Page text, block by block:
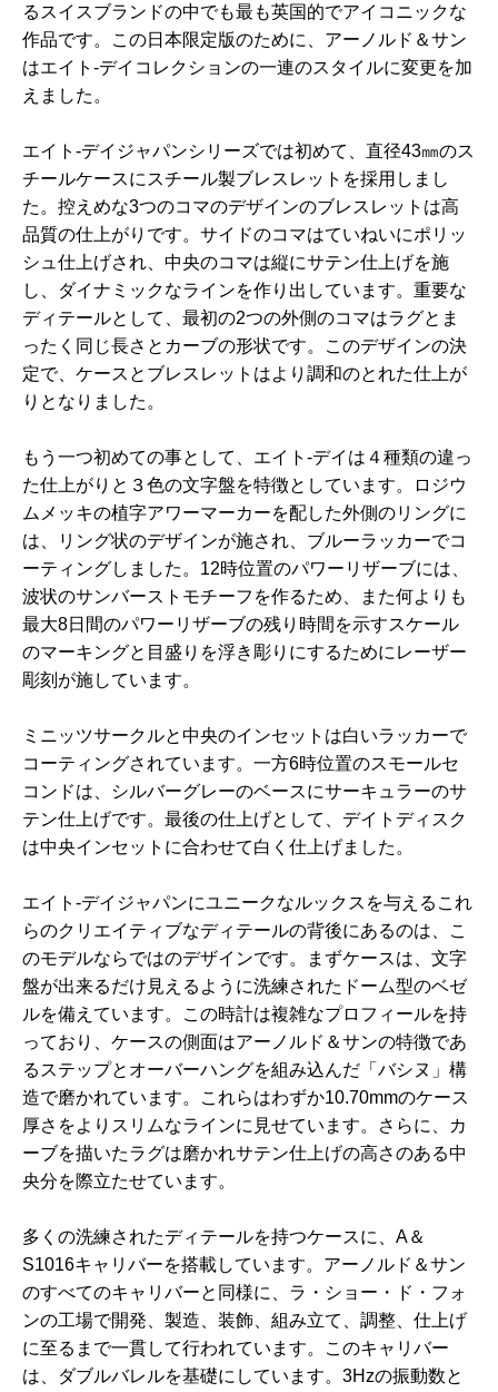
るスイスブランドの中でも最も英国的でアイコニックな
作品です。この日本限定版のために、アーノルド＆サン
はエイト-デイコレクションの一連のスタイルに変更を加
えました。
エイト-デイジャパンシリーズでは初めて、直径43㎜のス
チールケースにスチール製ブレスレットを採用しまし
た。控えめな3つのコマのデザインのブレスレットは高
品質の仕上がりです。サイドのコマはていねいにポリッ
シュ仕上げされ、中央のコマは縦にサテン仕上げを施
し、ダイナミックなラインを作り出しています。重要な
ディテールとして、最初の2つの外側のコマはラグとま
ったく同じ長さとカーブの形状です。このデザインの決
定で、ケースとブレスレットはより調和のとれた仕上が
りとなりました。
もう一つ初めての事として、エイト-デイは４種類の違っ
た仕上がりと３色の文字盤を特徴としています。ロジウ
ムメッキの植字アワーマーカーを配した外側のリングに
は、リング状のデザインが施され、ブルーラッカーでコ
ーティングしました。12時位置のパワーリザーブには、
波状のサンバーストモチーフを作るため、また何よりも
最大8日間のパワーリザーブの残り時間を示すスケール
のマーキングと目盛りを浮き彫りにするためにレーザー
彫刻が施しています。
ミニッツサークルと中央のインセットは白いラッカーで
コーティングされています。一方6時位置のスモールセ
コンドは、シルバーグレーのベースにサーキュラーのサ
テン仕上げです。最後の仕上げとして、デイトディスク
は中央インセットに合わせて白く仕上げました。
エイト-デイジャパンにユニークなルックスを与えるこれ
らのクリエイティブなディテールの背後にあるのは、こ
のモデルならではのデザインです。まずケースは、文字
盤が出来るだけ見えるように洗練されたドーム型のベゼ
ルを備えています。この時計は複雑なプロフィールを持
っており、ケースの側面はアーノルド＆サンの特徴であ
るステップとオーバーハングを組み込んだ「バシヌ」構
造で磨かれています。これらはわずか10.70mmのケース
厚さをよりスリムなラインに見せています。さらに、カ
ーブを描いたラグは磨かれサテン仕上げの高さのある中
央分を際立たせています。
多くの洗練されたディテールを持つケースに、A＆
S1016キャリバーを搭載しています。アーノルド＆サン
のすべてのキャリバーと同様に、ラ・ショー・ド・フォ
ンの工場で開発、製造、装飾、組み立て、調整、仕上げ
に至るまで一貫して行われています。このキャリバー
は、ダブルバレルを基礎にしています。3Hzの振動数と